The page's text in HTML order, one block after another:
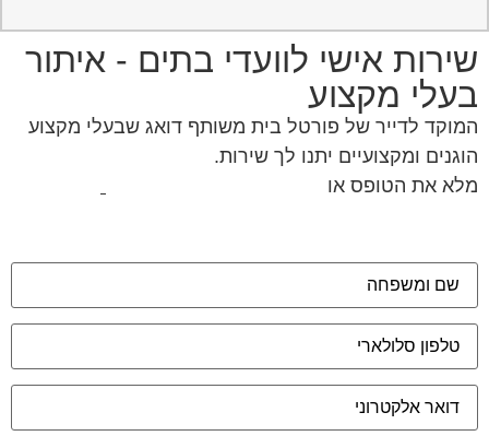
שירות אישי לוועדי בתים - איתור
בעלי מקצוע
המוקד לדייר של פורטל בית משותף דואג שבעלי מקצוע
הוגנים ומקצועיים יתנו לך שירות.
מלא את הטופס אולחץ לשליחת הודעת ווצאפ